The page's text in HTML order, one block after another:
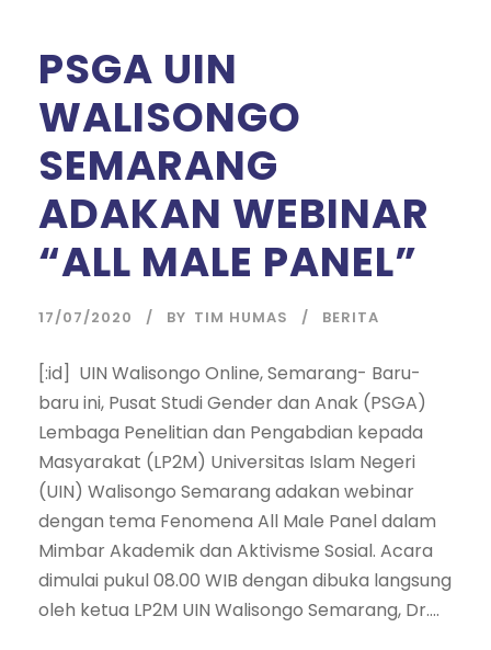
PSGA UIN
WALISONGO
SEMARANG
ADAKAN WEBINAR
“ALL MALE PANEL”
17/07/2020 BY TIM HUMAS BERITA
[:id] UIN Walisongo Online, Semarang- Baru-
baru ini, Pusat Studi Gender dan Anak (PSGA)
Lembaga Penelitian dan Pengabdian kepada
Masyarakat (LP2M) Universitas Islam Negeri
(UIN) Walisongo Semarang adakan webinar
dengan tema Fenomena All Male Panel dalam
Mimbar Akademik dan Aktivisme Sosial. Acara
dimulai pukul 08.00 WIB dengan dibuka langsung
oleh ketua LP2M UIN Walisongo Semarang, Dr....